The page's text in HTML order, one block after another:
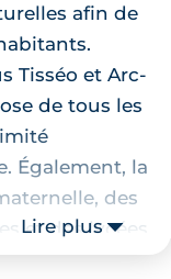
afin de
Tisséo et Arc-
de tous les
Également, la
des
et des lycées
Lire plus